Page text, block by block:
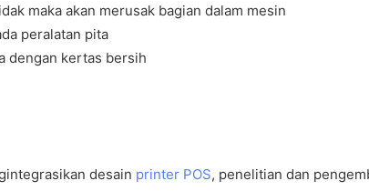
maka akan merusak bagian dalam mesin
peralatan pita
dengan kertas bersih
desain printer POS, penelitian dan